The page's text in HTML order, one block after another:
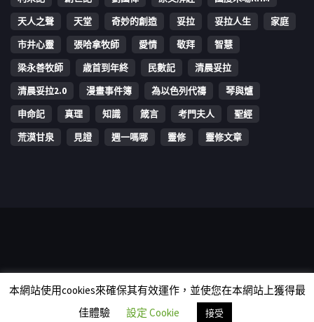
天人之聲
天堂 奇妙的創造 妥拉 妥拉人生
家庭
市井心靈
張哈拿牧師 愛情 敬拜
智慧
梁永善牧師
歳首到年終 民數記
清晨妥拉
清晨妥拉2.0
漫畫事件簿 為以色列代禱
琴與爐
申命記
真理 知識 箴言 考門夫人
聖經
荒漠甘泉
見證 週一嗎哪 靈修 靈修文章
rights reserved.
本網站使用cookies來確保其有效運作，並使您在本網站上獲得最
佳體驗
設定 Cookie 接受